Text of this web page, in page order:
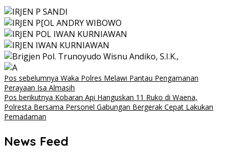
Navigasi
pos
Pos sebelumnya Waka Polres Melawi Pantau Pengamanan
Perayaan Isa Almasih
Pos berikutnya Kobaran Api Hanguskan 11 Ruko di Waena,
Polresta Bersama Personel Gabungan Bergerak Cepat Lakukan
Pemadaman
News Feed